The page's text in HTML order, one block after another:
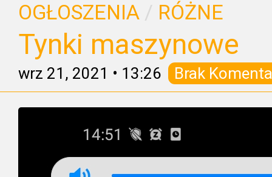
OGŁOSZENIA / RÓŻNE
Tynki maszynowe
wrz 21, 2021 • 13:26 Brak